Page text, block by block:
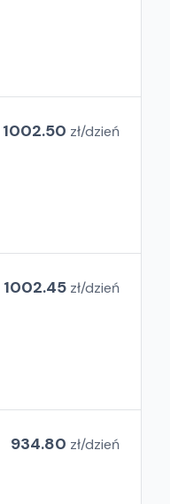
1002.50 zł/dzień
1002.45 zł/dzień
934.80 zł/dzień